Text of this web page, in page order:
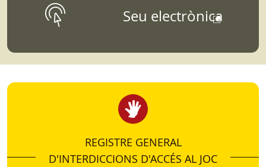
DADES, ESTUDIS I
ESTADÍSTIQUES
datos, estudios, informes, o estadísticas
vinculados a la Dirección General de
Ordenación del Juego.
Seu electrònica
REGISTRE GENERAL
D'INTERDICCIONS D'ACCÉS AL JOC